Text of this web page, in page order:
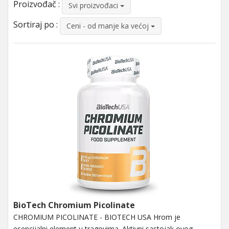
Proizvođač : Svi proizvođaci
Sortiraj po : Ceni - od manje ka većoj
BioTech Chromium Picolinate
CHROMIUM PICOLINATE - BIOTECH USA Hrom je